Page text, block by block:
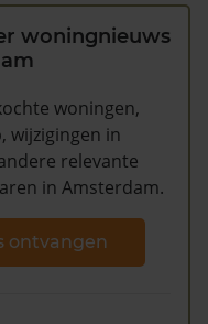
woningnieuws
woningen,
wijzigingen in
relevante
in Amsterdam.
ontvangen